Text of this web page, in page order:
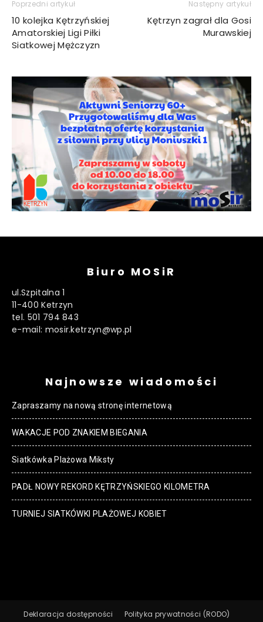
Poprzedni artykuł
10 kolejka Kętrzyńskiej
Amatorskiej Ligi Piłki
Siatkowej Mężczyzn
Następny artykuł
Kętrzyn zagrał dla Gosi
Murawskiej
Biuro MOSiR
ul.Szpitalna 1
11-400 Ketrzyn
tel. 501 794 843
e-mail: mosir.ketrzyn@wp.pl
Najnowsze wiadomości
Zapraszamy na nową stronę internetową
WAKACJE POD ZNAKIEM BIEGANIA
Siatkówka Plażowa Miksty
PADŁ NOWY REKORD KĘTRZYŃSKIEGO KILOMETRA
TURNIEJ SIATKÓWKI PLAŻOWEJ KOBIET
Deklaracja dostępności
Polityka prywatności (RODO)